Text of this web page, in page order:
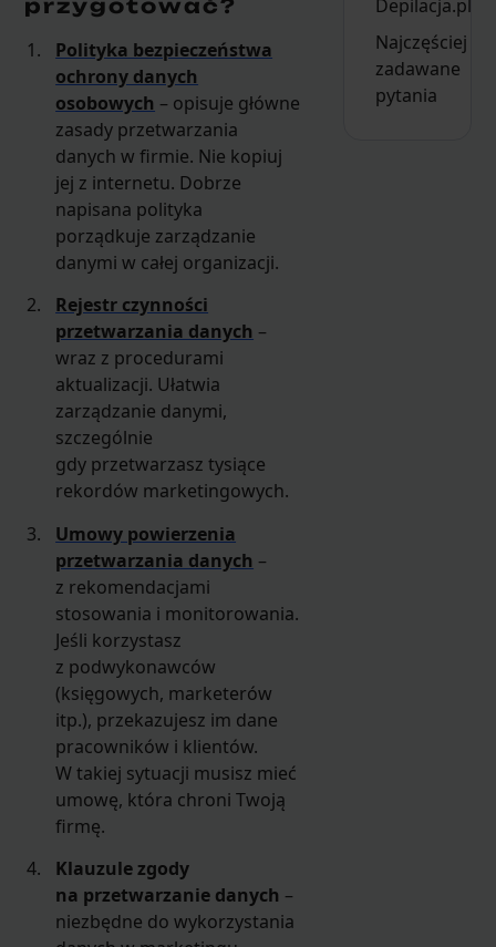
przygotować?
Polityka bezpieczeństwa
ochrony danych
osobowych – opisuje główne
zasady przetwarzania
danych w firmie. Nie kopiuj
jej z internetu. Dobrze
napisana polityka
porządkuje zarządzanie
danymi w całej organizacji.
Rejestr czynności
przetwarzania danych –
wraz z procedurami
aktualizacji. Ułatwia
zarządzanie danymi,
szczególnie
gdy przetwarzasz tysiące
rekordów marketingowych.
Umowy powierzenia
przetwarzania danych –
z rekomendacjami
stosowania i monitorowania.
Jeśli korzystasz
z podwykonawców
(księgowych, marketerów
itp.), przekazujesz im dane
pracowników i klientów.
W takiej sytuacji musisz mieć
umowę, która chroni Twoją
firmę.
Klauzule zgody
na przetwarzanie danych –
niezbędne do wykorzystania
Depilacja.pl
Najczęściej
zadawane
pytania